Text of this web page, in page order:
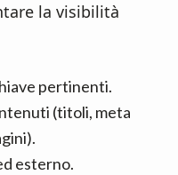
la visibilità
pertinenti.
(titoli, meta
esterno.